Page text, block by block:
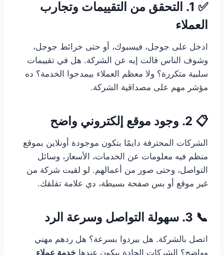
✅ 1. التحقق من التقييمات وتجارب
العملاء
ادخل على جوجل، فيسبوك، أو حتى خرائط جوجل،
وشوف الناس قالت إيه عن الشركة. هل في تقييمات
سلبية متكررة؟ ولا معظم العملاء بيمدحوا الخدمة؟ ده
مؤشر مهم على مصداقية الشركة.
📋 2. وجود موقع إلكتروني واضح
الشركات المحترفة دايمًا بتكون موجودة أونلاين بموقع
منظم فيه معلومات عن الخدمات، الأسعار، وسائل
التواصل، وحتى صور من أعمالهم. لو لقيت شركة من
غير موقع أو بس صفحة بسيطة، دي علامة تقلقك.
📞 3. سهولة التواصل وسرعة الرد
اتصل بالشركة. هل بيردوا بسرعة؟ هل ردهم مهني
وواضح؟ الشركات الجادة بيكون عندها خدمة عملاء